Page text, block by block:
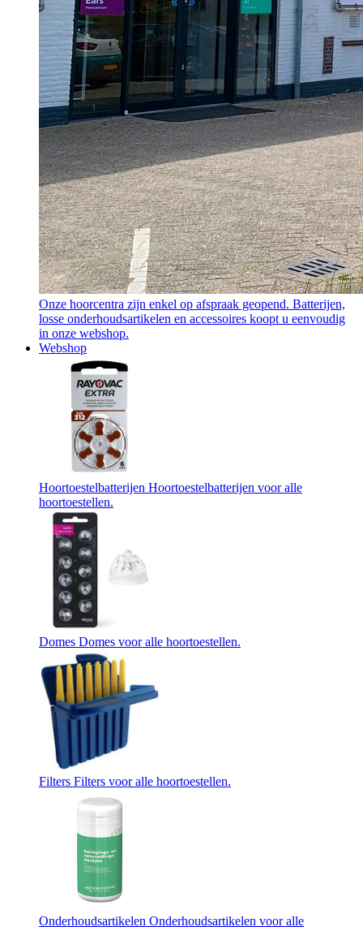
Onze hoorcentra zijn enkel op afspraak geopend. Batterijen,
losse onderhoudsartikelen en accessoires koopt u eenvoudig
in onze webshop.
Webshop
Hoortoestelbatterijen Hoortoestelbatterijen voor alle
hoortoestellen.
Domes Domes voor alle hoortoestellen.
Filters Filters voor alle hoortoestellen.
Onderhoudsartikelen Onderhoudsartikelen voor alle